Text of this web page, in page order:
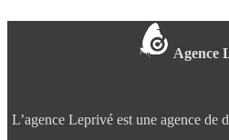
Agence
L’agence Leprivé est une agence de